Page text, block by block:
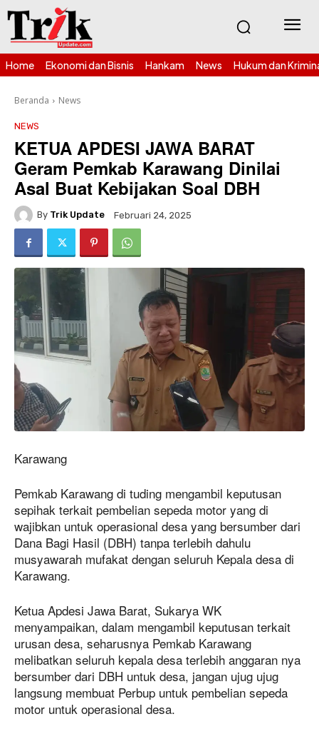
Home Ekonomi dan Bisnis Hankam News Hukum dan
Beranda News
NEWS
KETUA APDESI JAWA BARAT
Geram Pemkab Karawang Dinilai
Asal Buat Kebijakan Soal DBH
By Trik Update Februari 24, 2025
Karawang
Pemkab Karawang di tuding mengambil keputusan
sepihak terkait pembelian sepeda motor yang di
wajibkan untuk operasional desa yang bersumber dari
Dana Bagi Hasil (DBH) tanpa terlebih dahulu
musyawarah mufakat dengan seluruh Kepala desa di
Karawang.
Ketua Apdesi Jawa Barat, Sukarya WK
menyampaikan, dalam mengambil keputusan terkait
urusan desa, seharusnya Pemkab Karawang
melibatkan seluruh kepala desa terlebih anggaran nya
bersumber dari DBH untuk desa, jangan ujug ujug
langsung membuat Perbup untuk pembelian sepeda
motor untuk operasional desa.